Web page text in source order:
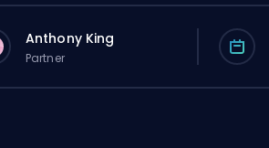
Anthony King
Partner